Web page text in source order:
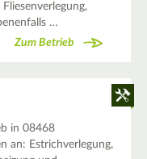
…
Zum Betrieb
in 08468
an: Estrichverlegung,